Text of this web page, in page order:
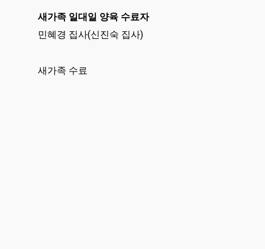
새가족 일대일 양육 수료자
민혜경 집사(신진숙 집사)
새가족 수료